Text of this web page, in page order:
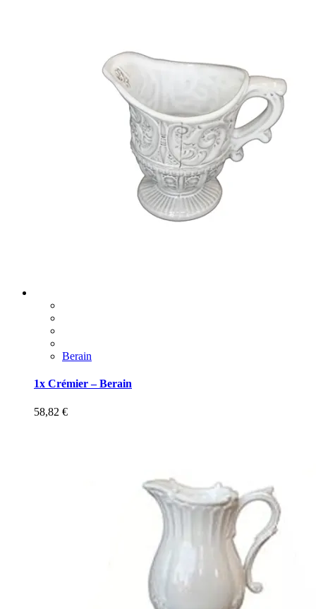
Berain
1x Crémier – Berain
58,82 €